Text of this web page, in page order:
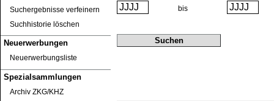
Suchergebnisse verfeinern
Suchhistorie löschen
Neuerwerbungen
Neuerwerbungsliste
Spezialsammlungen
Archiv ZKG/KHZ
bis